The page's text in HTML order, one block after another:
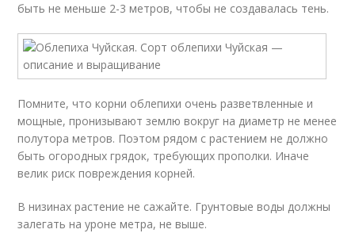
быть не меньше 2-3 метров, чтобы не создавалась тень.
Помните, что корни облепихи очень разветвленные и
мощные, пронизывают землю вокруг на диаметр не менее
полутора метров. Поэтом рядом с растением не должно
быть огородных грядок, требующих прополки. Иначе
велик риск повреждения корней.
В низинах растение не сажайте. Грунтовые воды должны
залегать на уроне метра, не выше.